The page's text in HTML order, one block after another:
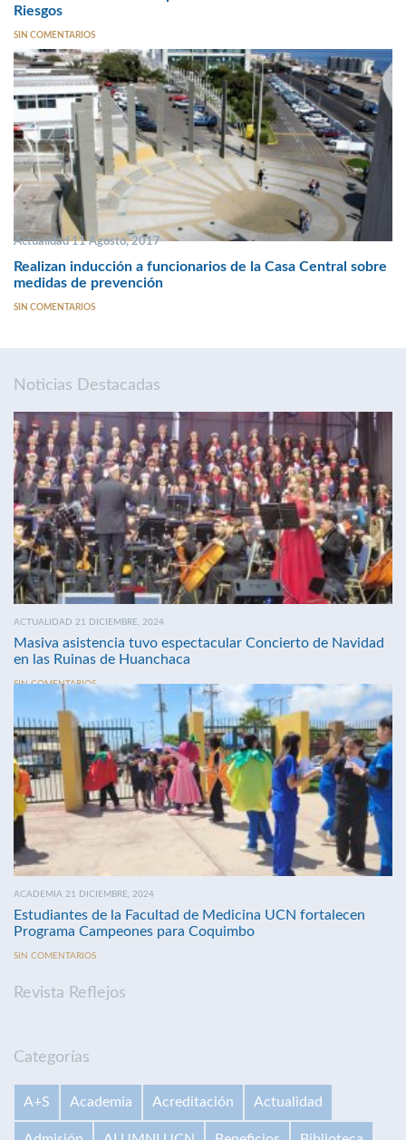
Riesgos
SIN COMENTARIOS
Actualidad 11 Agosto, 2017
Realizan inducción a funcionarios de la Casa Central sobre
medidas de prevención
SIN COMENTARIOS
Noticias Destacadas
ACTUALIDAD 21 DICIEMBRE, 2024
Masiva asistencia tuvo espectacular Concierto de Navidad
en las Ruinas de Huanchaca
SIN COMENTARIOS
ACADEMIA 21 DICIEMBRE, 2024
Estudiantes de la Facultad de Medicina UCN fortalecen
Programa Campeones para Coquimbo
SIN COMENTARIOS
Revista Reflejos
Categorías
A+S Academia Acreditación Actualidad